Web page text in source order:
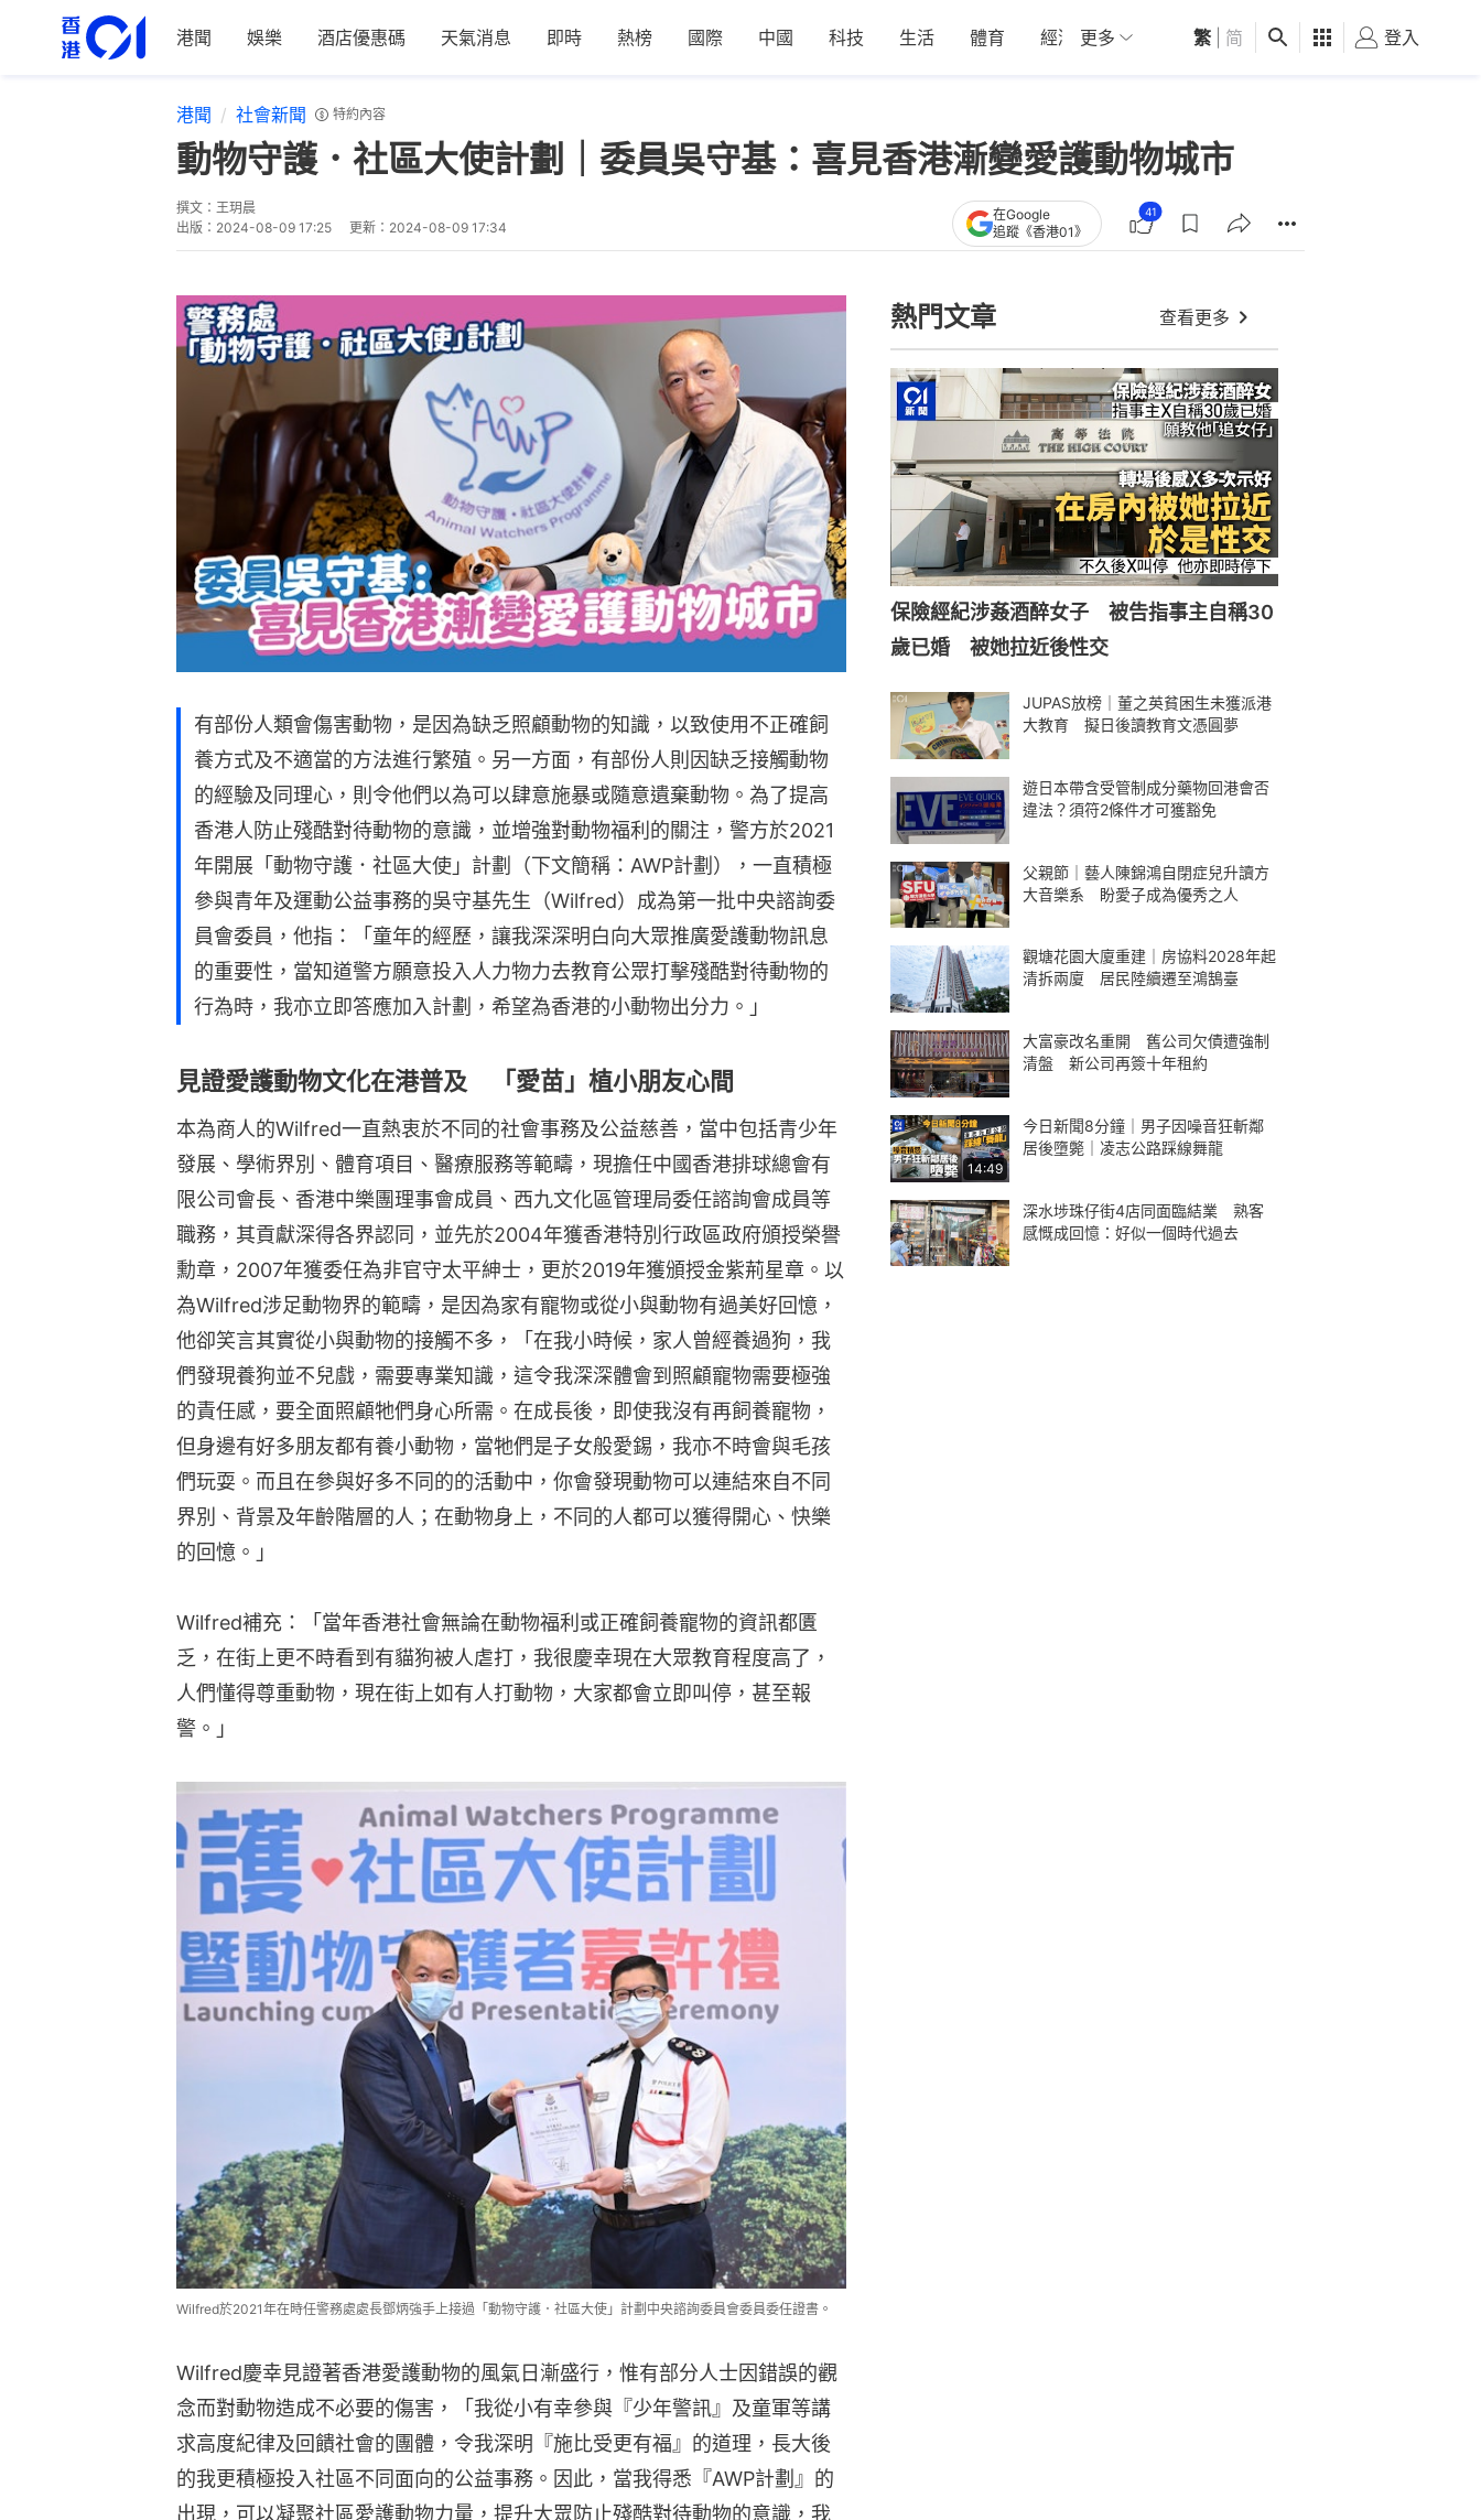
港聞 娛樂 酒店優惠碼 天氣消息 即時 熱榜 國際 中國 科技 生活 體育 經濟 01深圳 觀點 健康 好食玩飛
更多 繁 简 登入
港聞 社會新聞 特約內容
動物守護．社區大使計劃｜委員吳守基：喜見香港漸變愛護動物城市
撰文： 王玥晨
出版： 2024-08-09 17:25 更新： 2024-08-09 17:34
在Google
追蹤《香港01》
41
有部份人類會傷害動物，是因為缺乏照顧動物的知識，以致使用不正確飼
養方式及不適當的方法進行繁殖。另一方面，有部份人則因缺乏接觸動物
的經驗及同理心，則令他們以為可以肆意施暴或隨意遺棄動物。為了提高
香港人防止殘酷對待動物的意識，並增強對動物福利的關注，警方於2021
年開展「動物守護．社區大使」計劃（下文簡稱：AWP計劃），一直積極
參與青年及運動公益事務的吳守基先生（Wilfred）成為第一批中央諮詢委
員會委員，他指：「童年的經歷，讓我深深明白向大眾推廣愛護動物訊息
的重要性，當知道警方願意投入人力物力去教育公眾打擊殘酷對待動物的
行為時，我亦立即答應加入計劃，希望為香港的小動物出分力。」
見證愛護動物文化在港普及 「愛苗」植小朋友心間
本為商人的Wilfred一直熱衷於不同的社會事務及公益慈善，當中包括青少年
發展、學術界別、體育項目、醫療服務等範疇，現擔任中國香港排球總會有
限公司會長、香港中樂團理事會成員、西九文化區管理局委任諮詢會成員等
職務，其貢獻深得各界認同，並先於2004年獲香港特別行政區政府頒授榮譽
勳章，2007年獲委任為非官守太平紳士，更於2019年獲頒授金紫荊星章。以
為Wilfred涉足動物界的範疇，是因為家有寵物或從小與動物有過美好回憶，
他卻笑言其實從小與動物的接觸不多，「在我小時候，家人曾經養過狗，我
們發現養狗並不兒戲，需要專業知識，這令我深深體會到照顧寵物需要極強
的責任感，要全面照顧牠們身心所需。在成長後，即使我沒有再飼養寵物，
但身邊有好多朋友都有養小動物，當牠們是子女般愛錫，我亦不時會與毛孩
們玩耍。而且在參與好多不同的的活動中，你會發現動物可以連結來自不同
界別、背景及年齡階層的人；在動物身上，不同的人都可以獲得開心、快樂
的回憶。」
Wilfred補充：「當年香港社會無論在動物福利或正確飼養寵物的資訊都匱
乏，在街上更不時看到有貓狗被人虐打，我很慶幸現在大眾教育程度高了，
人們懂得尊重動物，現在街上如有人打動物，大家都會立即叫停，甚至報
警。」
Wilfred於2021年在時任警務處處長鄧炳強手上接過「動物守護．社區大使」計劃中央諮詢委員會委員委任證書。
Wilfred慶幸見證著香港愛護動物的風氣日漸盛行，惟有部分人士因錯誤的觀
念而對動物造成不必要的傷害，「我從小有幸參與『少年警訊』及童軍等講
求高度紀律及回饋社會的團體，令我深明『施比受更有福』的道理，長大後
的我更積極投入社區不同面向的公益事務。因此，當我得悉『AWP計劃』的
出現，可以凝聚社區愛護動物力量，提升大眾防止殘酷對待動物的意識，我
熱門文章 查看更多
保險經紀涉姦酒醉女子 被告指事主自稱30
歲已婚 被她拉近後性交
JUPAS放榜｜董之英貧困生未獲派港
大教育 擬日後讀教育文憑圓夢
遊日本帶含受管制成分藥物回港會否
違法？須符2條件才可獲豁免
父親節｜藝人陳錦鴻自閉症兒升讀方
大音樂系 盼愛子成為優秀之人
觀塘花園大廈重建｜房協料2028年起
清拆兩廈 居民陸續遷至鴻鵠臺
大富豪改名重開 舊公司欠債遭強制
清盤 新公司再簽十年租約
14:49
今日新聞8分鐘｜男子因噪音狂斬鄰
居後墮斃｜凌志公路踩線舞龍
深水埗珠仔街4店同面臨結業 熟客
感慨成回憶：好似一個時代過去